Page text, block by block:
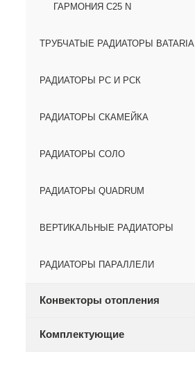
ГАРМОНИЯ С25 N
ТРУБЧАТЫЕ РАДИАТОРЫ BATARIA
РАДИАТОРЫ РС И РСК
РАДИАТОРЫ СКАМЕЙКА
РАДИАТОРЫ СОЛО
РАДИАТОРЫ QUADRUM
ВЕРТИКАЛЬНЫЕ РАДИАТОРЫ
РАДИАТОРЫ ПАРАЛЛЕЛИ
Конвекторы отопления
Комплектующие